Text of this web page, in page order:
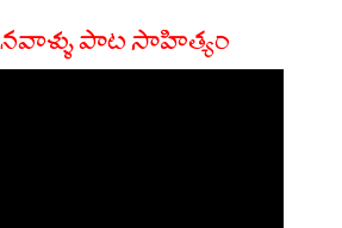
పాట సాహిత్యం